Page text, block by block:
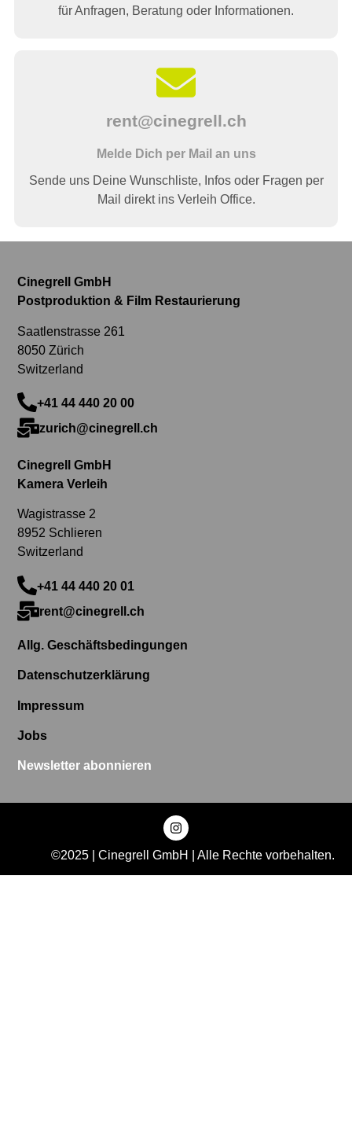
für Anfragen, Beratung oder Informationen.
rent@cinegrell.ch
Melde Dich per Mail an uns
Sende uns Deine Wunschliste, Infos oder Fragen per
Mail direkt ins Verleih Office.
Cinegrell GmbH
Postproduktion & Film Restaurierung
Saatlenstrasse 261
8050 Zürich
Switzerland
+41 44 440 20 00
zurich@cinegrell.ch
Cinegrell GmbH
Kamera Verleih
Wagistrasse 2
8952 Schlieren
Switzerland
+41 44 440 20 01
rent@cinegrell.ch
Allg. Geschäftsbedingungen
Datenschutzerklärung
Impressum
Jobs
Newsletter abonnieren
©2025 | Cinegrell GmbH | Alle Rechte vorbehalten.